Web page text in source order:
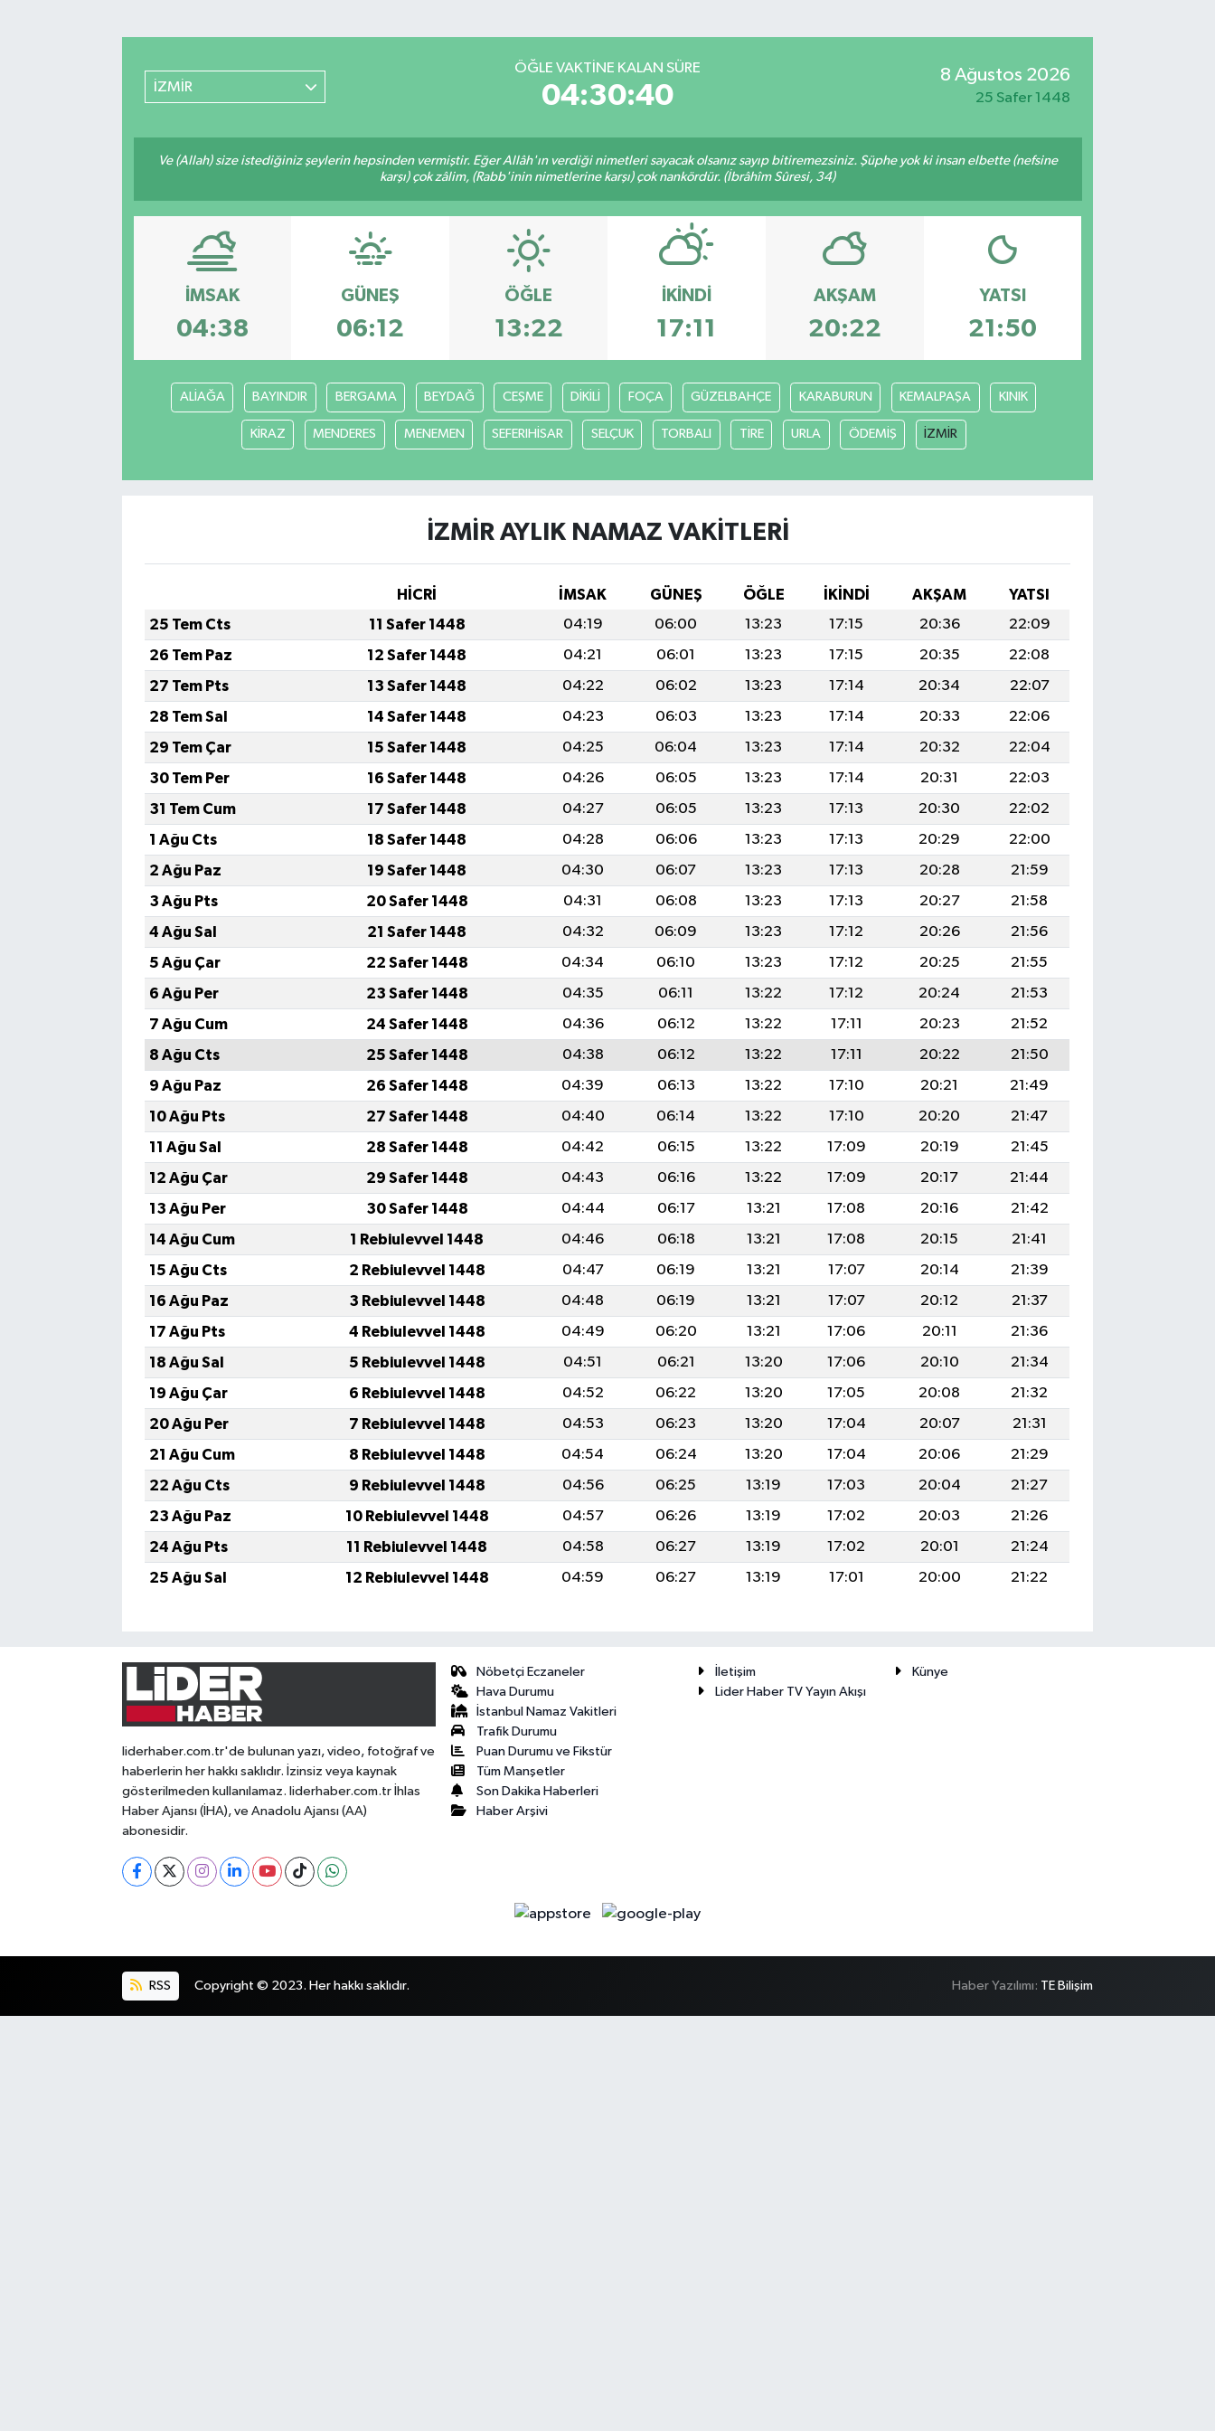
İZMİR
ÖĞLE VAKTINE KALAN SÜRE
04:30:39
8 Ağustos 2026
25 Safer 1448
Ve (Allah) size istediğiniz şeylerin hepsinden vermiştir. Eğer Allâh'ın verdiği nimetleri sayacak olsanız sayıp bitiremezsiniz. Şüphe yok ki insan elbette (nefsine
karşı) çok zâlim, (Rabb'inin nimetlerine karşı) çok nankördür. (İbrâhîm Sûresi, 34)
İMSAK
04:38
GÜNEŞ
06:12
ÖĞLE
13:22
İKINDI
17:11
AKŞAM
20:22
YATSI
21:50
ALİAĞA BAYINDIR BERGAMA BEYDAĞ CEŞME DİKİLİ FOÇA GÜZELBAHÇE KARABURUN KEMALPAŞA KINIK
KİRAZ MENDERES MENEMEN SEFERIHİSAR SELÇUK TORBALI TİRE URLA ÖDEMİŞ İZMİR
İZMİR AYLIK NAMAZ VAKITLERI
HİCRİ İMSAK GÜNEŞ ÖĞLE İKINDI AKŞAM
YATSI
25 Tem Cts
11 Safer 1448 04:19 06:00 13:23 17:15 20:36
22:09
26 Tem Paz
12 Safer 1448 04:21 06:01 13:23 17:15 20:35
22:08
27 Tem Pts
13 Safer 1448 04:22 06:02 13:23 17:14 20:34
22:07
28 Tem Sal
14 Safer 1448 04:23 06:03 13:23 17:14 20:33
22:06
29 Tem Çar
15 Safer 1448 04:25 06:04 13:23 17:14 20:32
22:04
30 Tem Per
16 Safer 1448 04:26 06:05 13:23 17:14 20:31
22:03
31 Tem Cum
17 Safer 1448 04:27 06:05 13:23 17:13 20:30
22:02
1 Ağu Cts
18 Safer 1448 04:28 06:06 13:23 17:13 20:29
22:00
2 Ağu Paz
19 Safer 1448 04:30 06:07 13:23 17:13 20:28
21:59
3 Ağu Pts
20 Safer 1448 04:31 06:08 13:23 17:13 20:27
21:58
4 Ağu Sal
21 Safer 1448 04:32 06:09 13:23 17:12 20:26
21:56
5 Ağu Çar
22 Safer 1448 04:34 06:10 13:23 17:12 20:25
21:55
6 Ağu Per
23 Safer 1448 04:35 06:11 13:22 17:12 20:24
21:53
7 Ağu Cum
24 Safer 1448 04:36 06:12 13:22 17:11 20:23
21:52
8 Ağu Cts
25 Safer 1448 04:38 06:12 13:22 17:11 20:22
21:50
9 Ağu Paz
26 Safer 1448 04:39 06:13 13:22 17:10 20:21
21:49
10 Ağu Pts
27 Safer 1448 04:40 06:14 13:22 17:10 20:20
21:47
11 Ağu Sal
28 Safer 1448 04:42 06:15 13:22 17:09 20:19
21:45
12 Ağu Çar
29 Safer 1448 04:43 06:16 13:22 17:09 20:17
21:44
13 Ağu Per
30 Safer 1448 04:44 06:17 13:21 17:08 20:16
21:42
14 Ağu Cum
1 Rebiulevvel 1448 04:46 06:18 13:21 17:08 20:15
21:41
15 Ağu Cts
2 Rebiulevvel 1448 04:47 06:19 13:21 17:07 20:14
21:39
16 Ağu Paz
3 Rebiulevvel 1448 04:48 06:19 13:21 17:07 20:12
21:37
17 Ağu Pts
4 Rebiulevvel 1448 04:49 06:20 13:21 17:06 20:11
21:36
18 Ağu Sal
5 Rebiulevvel 1448 04:51 06:21 13:20 17:06 20:10
21:34
19 Ağu Çar
6 Rebiulevvel 1448 04:52 06:22 13:20 17:05 20:08
21:32
20 Ağu Per
7 Rebiulevvel 1448 04:53 06:23 13:20 17:04 20:07
21:31
21 Ağu Cum
8 Rebiulevvel 1448 04:54 06:24 13:20 17:04 20:06
21:29
22 Ağu Cts
9 Rebiulevvel 1448 04:56 06:25 13:19 17:03 20:04
21:27
23 Ağu Paz
10 Rebiulevvel 1448 04:57 06:26 13:19 17:02 20:03
21:26
24 Ağu Pts
11 Rebiulevvel 1448 04:58 06:27 13:19 17:02 20:01
21:24
25 Ağu Sal
12 Rebiulevvel 1448 04:59 06:27 13:19 17:01 20:00 21:22
liderhaber.com.tr'de bulunan yazı, video, fotoğraf ve
haberlerin her hakkı saklıdır. İzinsiz veya kaynak
gösterilmeden kullanılamaz. liderhaber.com.tr İhlas
Haber Ajansı (İHA), ve Anadolu Ajansı (AA)
abonesidir.
Nöbetçi Eczaneler
Hava Durumu
İstanbul Namaz Vakitleri
Trafik Durumu
Puan Durumu ve Fikstür
Tüm Manşetler
Son Dakika Haberleri
Haber Arşivi
İletişim
Künye
Lider Haber TV Yayın Akışı
RSS Copyright © 2023. Her hakkı saklıdır. Haber Yazılımı: TE Bilişim